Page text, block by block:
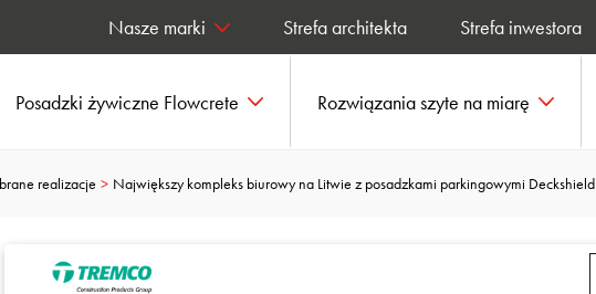
Posadzki żywiczne Flowcrete Rozwiązania szyte na miarę
Strefa architekta Strefa inwestora
Nasze marki
realizacje Największy kompleks biurowy na Litwie z posadzkami parkingowymi Deckshield